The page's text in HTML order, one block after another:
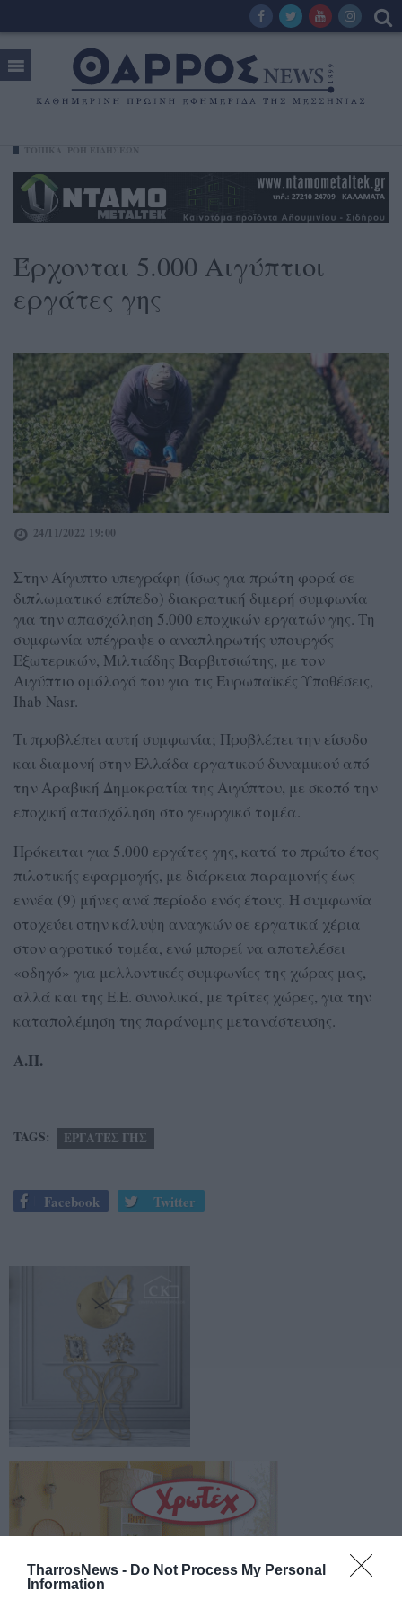
TharrosNews - Do Not Process My Personal
Information
Έρχονται 5.000 Αιγύπτιοι
εργάτες γης
24/11/2022 19:00
Στην Αίγυπτο υπεγράφη (ίσως για πρώτη φορά σε
διπλωματικό επίπεδο) διακρατική διμερή συμφωνία
για την απασχόληση 5.000 εποχικών εργατών γης. Τη
συμφωνία υπέγραψε ο αναπληρωτής υπουργός
Εξωτερικών, Μιλτιάδης Βαρβιτσιώτης, με τον
Αιγύπτιο ομόλογό του για τις Ευρωπαϊκές Υποθέσεις,
Ihab Nasr.
Τι προβλέπει αυτή συμφωνία; Προβλέπει την είσοδο
και διαμονή στην Ελλάδα εργατικού δυναμικού από
την Αραβική Δημοκρατία της Αιγύπτου, με σκοπό την
εποχική απασχόληση στο γεωργικό τομέα.
Πρόκειται για 5.000 εργάτες γης, κατά το πρώτο έτος
πιλοτικής εφαρμογής, με διάρκεια παραμονής έως
εννέα (9) μήνες ανά περίοδο ενός έτους. Η συμφωνία
στοχεύει στην κάλυψη αναγκών σε εργατικά χέρια
στον αγροτικό τομέα, ενώ μπορεί να αποτελέσει
«οδηγό» για μελλοντικές συμφωνίες της χώρας μας,
αλλά και της Ε.Ε. συνολικά, με τρίτες χώρες, για την
καταπολέμηση της παράνομης μετανάστευσης.
Α.Π.
TAGS: ΕΡΓΑΤΕΣ ΓΗΣ
Facebook Twitter